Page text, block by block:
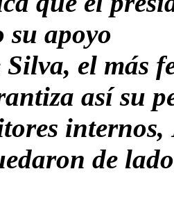
su apoyo
Silva, el más
así su
de lado